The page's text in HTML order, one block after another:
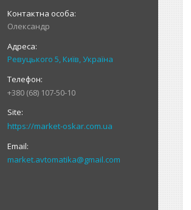
Олександр
Ревуцького 5, Київ, Україна
+380 (68) 107-50-10
https://market-oskar.com.ua
market.avtomatika@gmail.com